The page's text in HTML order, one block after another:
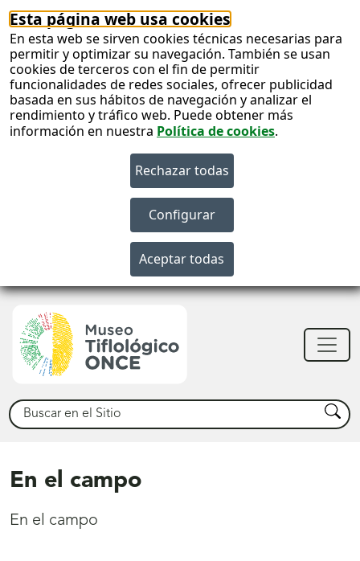
Esta página web usa cookies
En esta web se sirven cookies técnicas necesarias para
permitir y optimizar su navegación. También se usan
cookies de terceros con el fin de permitir
funcionalidades de redes sociales, ofrecer publicidad
basada en sus hábitos de navegación y analizar el
rendimiento y tráfico web. Puede obtener más
información en nuestra Política de cookies.
Buscar Buscar
En el campo
En el campo